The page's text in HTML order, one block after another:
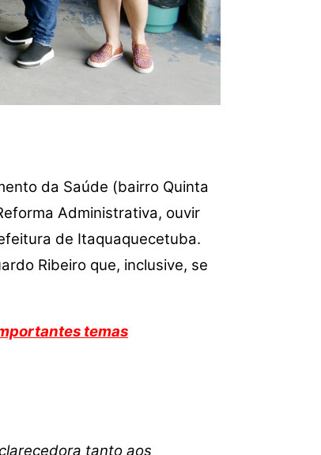
da Saúde (bairro Quinta
Administrativa, ouvir
de Itaquaquecetuba.
Ribeiro que, inclusive, se
temas
tanto aos